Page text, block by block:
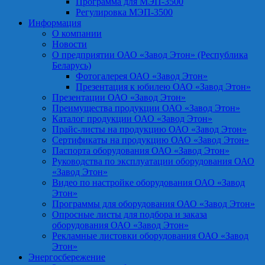
Регулировка МЭП-3500
Информация
О компании
Новости
О предприятии ОАО «Завод Этон» (Республика
Беларусь)
Фотогалерея ОАО «Завод Этон»
Презентация к юбилею ОАО «Завод Этон»
Презентации ОАО «Завод Этон»
Преимущества продукции ОАО «Завод Этон»
Каталог продукции ОАО «Завод Этон»
Прайс-листы на продукцию ОАО «Завод Этон»
Сертификаты на продукцию ОАО «Завод Этон»
Паспорта оборудования ОАО «Завод Этон»
Руководства по эксплуатации оборудования ОАО
«Завод Этон»
Видео по настройке оборудования ОАО «Завод
Этон»
Программы для оборудования ОАО «Завод Этон»
Опросные листы для подбора и заказа
оборудования ОАО «Завод Этон»
Рекламные листовки оборудования ОАО «Завод
Этон»
Энергосбережение